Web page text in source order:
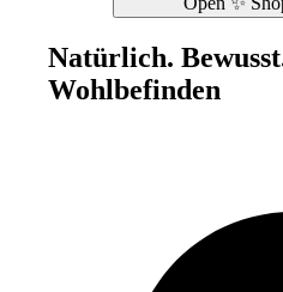
Natürlich.
Wohlbefinden